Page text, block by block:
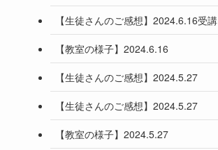
【生徒さんのご感想】2024.6.16受講
【教室の様子】2024.6.16
【生徒さんのご感想】2024.5.27
【生徒さんのご感想】2024.5.27
【教室の様子】2024.5.27